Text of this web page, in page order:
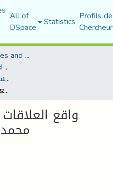
All of
DSpace Statistics Profils
Faculty of Humanities and Social Sciences
Department of Media and Communication Studies
Graduate Reports - تقارير الليسانس
واقع العلاقات العامة في جامعة محمد بوضياف بالمسيلة
واقع